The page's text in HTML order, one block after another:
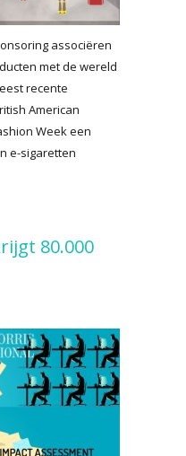
associëren
met de wereld
recente
American
Week een
e-sigaretten
80.000